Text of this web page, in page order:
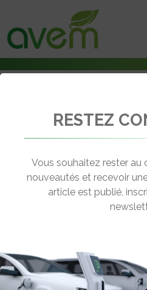
Recharge rapide : Dream Energy
← Revenir aux actualités
AFFICHE DE
Rédigé par Emmanuel Maumon le
RESTEZ
Vous souhaitez rester au
nouveautés et recevoir
article est publié,